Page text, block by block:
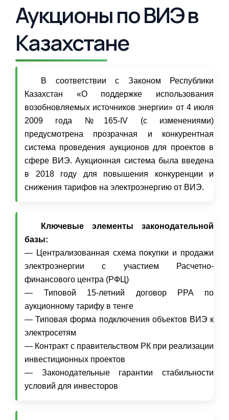
Аукционы по ВИЭ в
Казахстане
В соответствии с Законом Республики
Казахстан «О поддержке использования
возобновляемых источников энергии» от 4 июля
2009 года №165-IV (с изменениями)
предусмотрена прозрачная и конкурентная
система проведения аукционов для проектов в
сфере ВИЭ. Аукционная система была введена
в 2018 году для повышения конкуренции и
снижения тарифов на электроэнергию от ВИЭ.
Ключевые элементы законодательной
базы:
— Централизованная схема покупки и продажи
электроэнергии с участием Расчетно-
финансового центра (РФЦ)
— Типовой 15-летний договор PPA по
аукционному тарифу в тенге
— Типовая форма подключения объектов ВИЭ к
электросетям
— Контракт с правительством РК при реализации
инвестиционных проектов
— Законодательные гарантии стабильности
условий для инвесторов